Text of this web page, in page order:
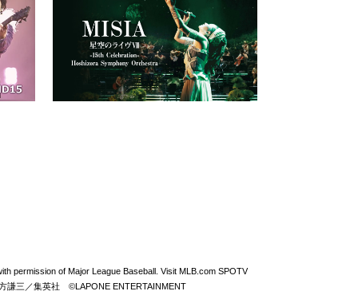
of Major League Baseball. Visit MLB.com SPOTV
謙三／集英社 ©LAPONE ENTERTAINMENT